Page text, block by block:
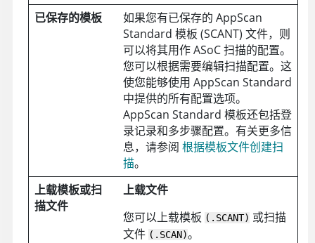
已保存的模板
如果您有已保存的 AppScan
Standard 模板 (SCANT) 文件，则
可以将其用作ASoC扫描的配置。
您可以根据需要编辑扫描配置。这
使您能够使用 AppScan Standard
中提供的所有配置选项。
AppScan Standard 模板还包括登
录记录和多步骤配置。有关更多信
息，请参阅 根据模板文件创建扫
描。
上载模板或扫
描文件
上载文件
您可以上载模板 (.SCANT) 或扫描
文件 (.SCAN)。